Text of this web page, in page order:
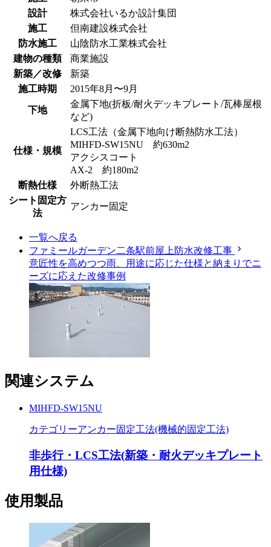
設計
株式会社いるか設計集団
施工
但南建設株式会社
防水施工
山陰防水工業株式会社
建物の種類
商業施設
新築／改修
新築
施工時期
2015年8月〜9月
下地
金属下地(折板/耐火デッキプレート/瓦棒屋根
など)
仕様・規模
LCS工法（金属下地向け断熱防水工法）
MIHFD-SW15NU 約630m2
アクシスコート
AX-2 約180m2
断熱仕様
外断熱工法
シート固定方
法
アンカー固定
一覧へ戻る
ファミールガーデン二条駅前屋上防水改修工事 chevron_right
意匠性を高めつつ雨、用途に応じた仕様と納まりでニ
ーズに応えた改修事例
関連システム
MIHFD-SW15NU
カテゴリーアンカー固定工法(機械的固定工法)
非歩行・LCS工法(新築・耐火デッキプレート
用仕様)
使用製品